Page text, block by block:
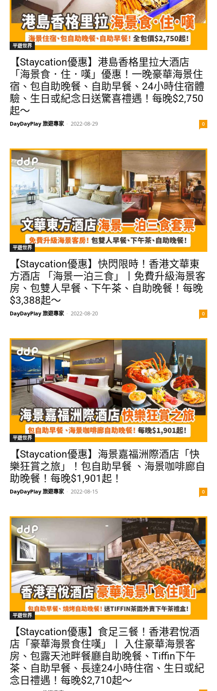
平遊世界
【Staycation優惠】港島香格里拉大酒店
「海景食．住．嘆」優惠！一晚豪華海景住
宿、包自助晚餐、自助早餐、24小時住宿體
驗、生日或紀念日送驚喜禮遇！每晚$2,750
起～
DayDayPlay 旅遊專家 - 2022-08-29 0
平遊世界
【Staycation優惠】快閃限時！香港文華東
方酒店 「海景一泊三食」丨免費升級海景客
房、包雙人早餐、下午茶、自助晚餐！每晚
$3,388起～
DayDayPlay 旅遊專家 - 2022-08-20 0
平遊世界
【Staycation優惠】海景嘉福洲際酒店「快
樂狂賞之旅」！包自助早餐 、海景咖啡廊自
助晚餐！每晚$1,901起！
DayDayPlay 旅遊專家 - 2022-08-15 0
平遊世界
【Staycation優惠】食足三餐！香港君悅酒
店「豪華海景食住嘆」丨 入住豪華海景客
房、包露天池畔餐廳自助晚餐、Tiffin下午
茶、自助早餐、長達24小時住宿、生日或紀
念日禮遇！每晚$2,710起～